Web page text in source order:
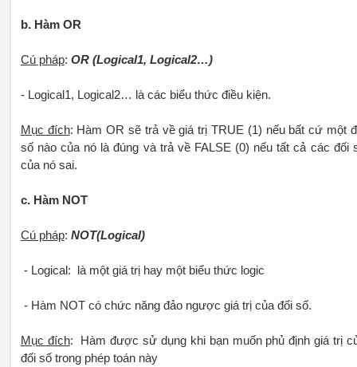
b. Hàm OR
Cú pháp: OR (Logical1, Logical2…)
- Logical1, Logical2… là các biểu thức điều kiện.
Mục đích: Hàm OR sẽ trả về giá trị TRUE (1) nếu bất cứ một
số nào của nó là đúng và trả về FALSE (0) nếu tất cả các đối
của nó sai.
c. Hàm NOT
Cú pháp: NOT(Logical)
- Logical: là một giá trị hay một biểu thức logic
- Hàm NOT có chức năng đảo ngược giá trị của đối số.
Mục đích: Hàm được sử dụng khi bạn muốn phủ định giá trị
đối số trong phép toán này